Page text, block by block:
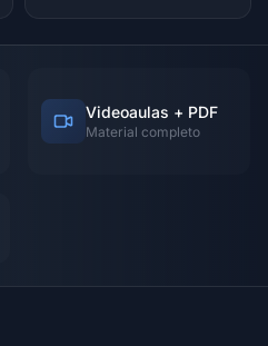
Videoaulas + PDF
Material completo